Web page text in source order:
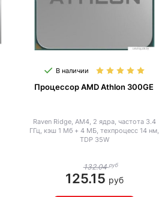
В наличии
Процессор AMD Athlon 300GE
Raven Ridge, AM4, 2 ядра, частота 3.4
ГГц, кэш 1 Мб + 4 МБ, техпроцесс 14 нм,
TDP 35W
132.04руб
125.15 руб